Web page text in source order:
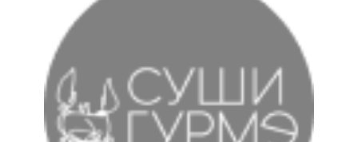
Зарабатывайте
на доставке
уже сегодня